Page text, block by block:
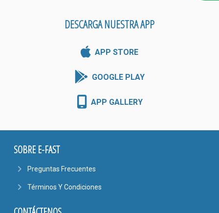
DESCARGA NUESTRA APP
APP STORE
GOOGLE PLAY
APP GALLERY
SOBRE E-FAST
navigate_next Preguntas Frecuentes
navigate_next Términos Y Condiciones